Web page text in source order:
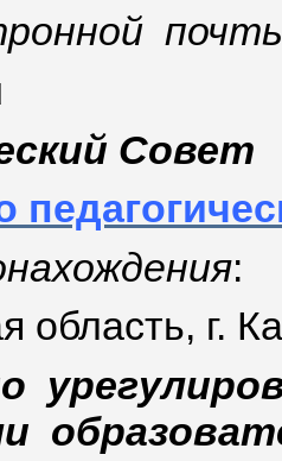
Совет
:
область, г.